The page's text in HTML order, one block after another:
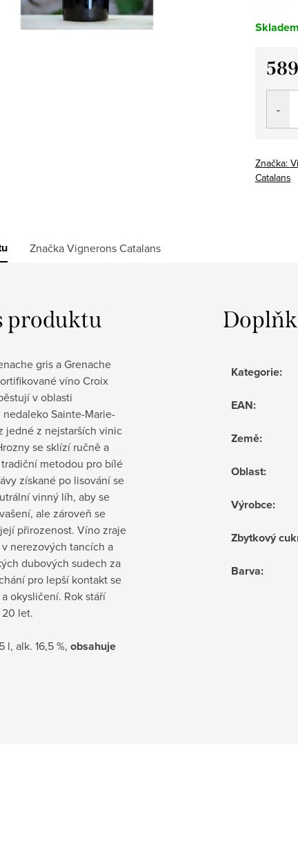
Měrná
Značka:
Catalans
ZnačkaVignerons Catalans
produktu
gris a Grenache
víno Croix
v oblasti
nedaleko Sainte-Marie-
jedné z nejstarších vinic
se sklízí ručně a
metodou pro bílé
získané po lisování se
vinný líh, aby se
ale zároveň se
přirozenost. Víno zraje
nerezových tancích a
dubových sudech za
pro lepší kontakt se
okysličení. Rok stáří
let.
l, alk. 16,5 %, obsahuje
Kategorie:
EAN:
Země:
Oblast:
Výrobce:
Zbytkový
Barva: